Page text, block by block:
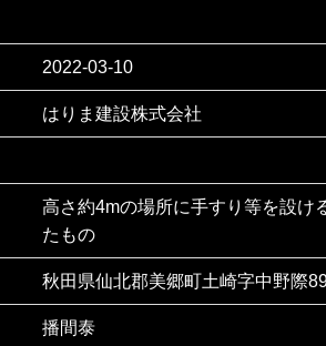
2022-03-10
はりま建設株式会社
高さ約4mの場所に手すり等を設け
たもの
秋田県仙北郡美郷町土崎字中野際
播間泰